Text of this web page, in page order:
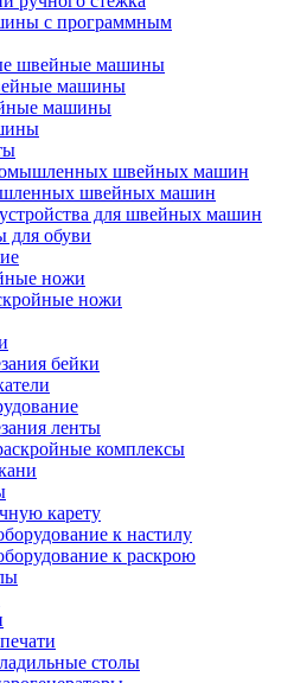
с программным
швейные машины
машины
машины
швейных машин
швейных машин
для швейных машин
обуви
ножи
ножи
бейки
ленты
комплексы
карету
к настилу
к раскрою
столы